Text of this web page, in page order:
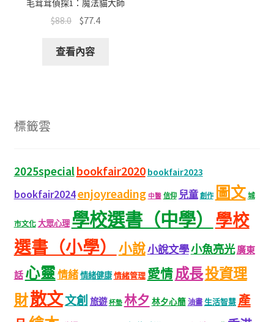
毛茸茸偵探1：魔法貓大師
$88.0 $77.4
查看內容
標籤雲
2025specialbookfair2020 bookfair2023
bookfair2024enjoyreading 中醫 信仰 兒童 創作 圖文 城
市文化 大眾心理 學校選書（中學）
學校
選書（小學）
小說小說文學小魚亮光廣東
話 心靈情緒情緒健康情緒管理 愛情成長投資理
財散文文創 旅遊 杯墊 林夕 林夕心簡 油畫 生活智慧 產